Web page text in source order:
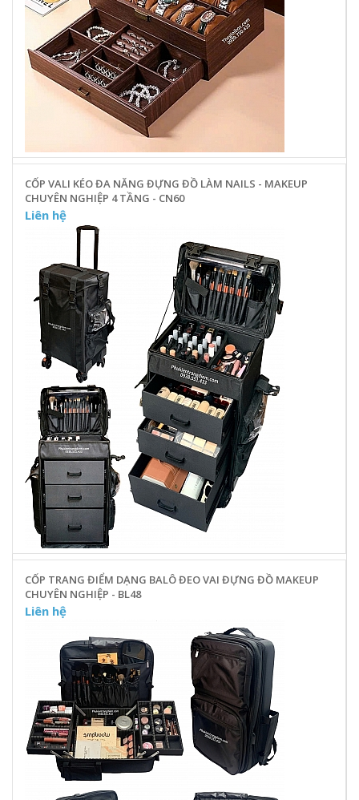
CỐP VALI KÉO ĐA NĂNG ĐỰNG ĐỒ LÀM NAILS - MAKEUP
CHUYÊN NGHIỆP 4 TẦNG - CN60
Liên hệ
CỐP TRANG ĐIỂM DẠNG BALÔ ĐEO VAI ĐỰNG ĐỒ MAKEUP
CHUYÊN NGHIỆP - BL48
Liên hệ